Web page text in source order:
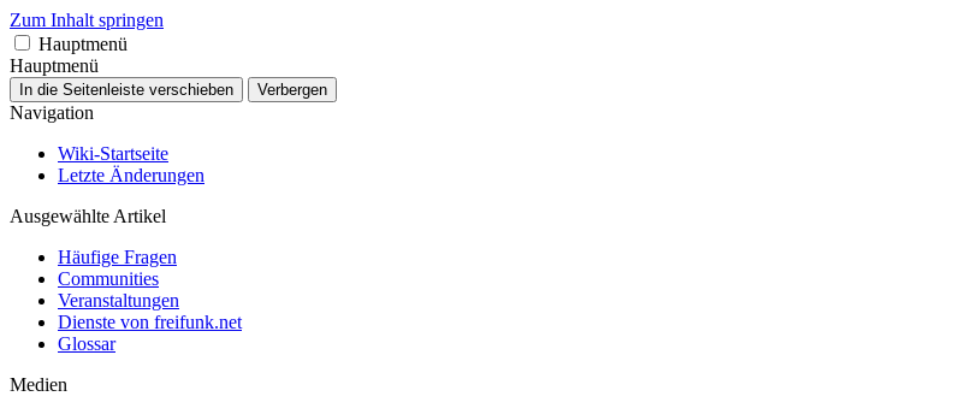
Zum Inhalt springen
Hauptmenü
Hauptmenü
In die Seitenleiste verschieben Verbergen
Navigation
Wiki-Startseite
Letzte Änderungen
Ausgewählte Artikel
Häufige Fragen
Communities
Veranstaltungen
Dienste von freifunk.net
Glossar
Medien